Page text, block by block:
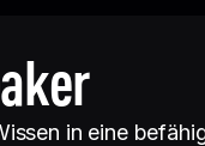
in eine